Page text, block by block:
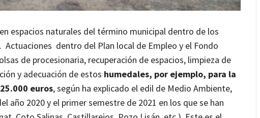
espacios naturales del término municipal dentro de los
. Actuaciones dentro del Plan local de Empleo y el Fondo
de procesionaria, recuperación de espacios, limpieza de
y adecuación de estos humedales, por ejemplo, para la
euros, según ha explicado el edil de Medio Ambiente,
año 2020 y el primer semestre de 2021 en los que se han